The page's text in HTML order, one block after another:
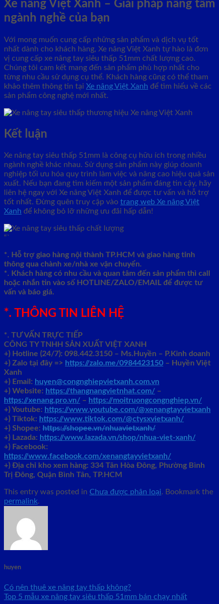
Xe nâng Việt Xanh – Giải pháp nâng tầm
ngành nghề của bạn
Với mong muốn cung cấp những sản phẩm và dịch vụ tốt
nhất dành cho khách hàng, Xe nâng Việt Xanh tự hào là đơn
vị cung cấp xe nâng tay siêu thấp 51mm chất lượng cao.
Chúng tôi cam kết mang đến sản phẩm phù hợp nhất cho
từng nhu cầu sử dụng cụ thể. Khách hàng cũng có thể tham
khảo thêm thông tin tại Xe nâng Việt Xanh để tìm hiểu về các
sản phẩm công nghệ mới nhất.
Kết luận
Xe nâng tay siêu thấp 51mm là công cụ hữu ích trong nhiều
ngành nghề khác nhau. Sử dụng sản phẩm này giúp doanh
nghiệp tối ưu hóa quy trình làm việc và nâng cao hiệu quả sản
xuất. Nếu bạn đang tìm kiếm một sản phẩm đáng tin cậy, hãy
liên hệ ngay với Xe nâng Việt Xanh để được tư vấn và hỗ trợ
tốt nhất. Đừng quên truy cập vào trang web Xe nâng Việt
Xanh để không bỏ lỡ những ưu đãi hấp dẫn!
“`
*. Hỗ trợ giao hàng nội thành TP.HCM và giao hàng tỉnh
thông qua chành xe/nhà xe vận chuyển.
*. Khách hàng có nhu cầu và quan tâm đến sản phẩm thì call
hoặc nhắn tin vào số HOTLINE/ZALO/EMAIL để được tư
vấn và báo giá.
*. THÔNG TIN LIÊN HỆ
*. TƯ VẤN TRỰC TIẾP
CÔNG TY TNHH SẢN XUẤT VIỆT XANH
+) Hotline (24/7): 098.442.3150 – Ms.Huyền – P.Kinh doanh
+) Zalo tại đây => https://zalo.me/0984423150 – Huyền Việt
Xanh
+) Email: huyen@congnghiepvietxanh.com.vn
+) Website: https://thangnangvietnhat.com/ –
https://xenang.pro.vn/ – https://moitruongcongnghiep.vn/
+) Youtube: https://www.youtube.com/@xenangtayvietxanh
+) Tiktok: https://www.tiktok.com/@ctysxvietxanh/
+) Shopee: https://shopee.vn/nhuavietxanh/
+) Lazada: https://www.lazada.vn/shop/nhua-viet-xanh/
+) Facebook:
https://www.facebook.com/xenangtayvietxanh/
+) Địa chỉ kho xem hàng: 334 Tân Hòa Đông, Phường Bình
Trị Đông, Quận Bình Tân, TP.HCM
This entry was posted in Chưa được phân loại. Bookmark the
permalink.
huyen
Có nên thuê xe nâng tay thấp không?
Top 5 mẫu xe nâng tay siêu thấp 51mm bán chạy nhất